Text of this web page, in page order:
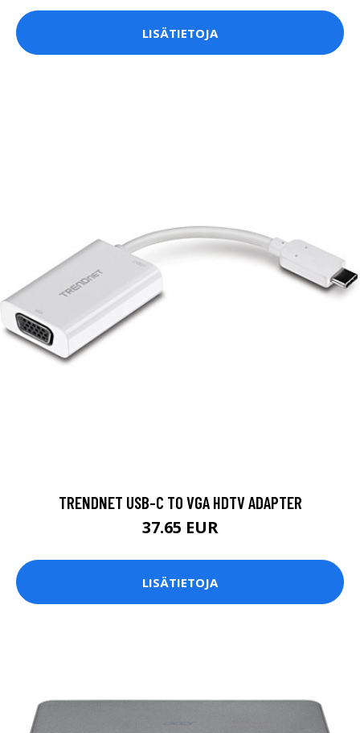
LISÄTIETOJA
TRENDNET USB-C TO VGA HDTV ADAPTER
37.65 EUR
LISÄTIETOJA